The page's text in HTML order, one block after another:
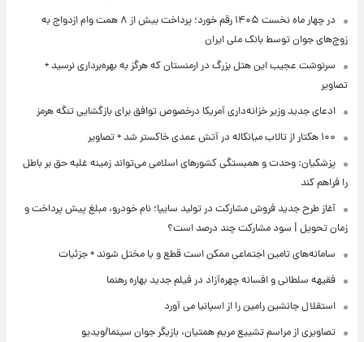
در چهار ماه نخست ۱۴۰۵ رقم خورد؛ پرداخت بیش از ۸ همت وام ازدواج به
زوج‌های جوان توسط بانک ملی ایران
سرنوشت عجیب این هتل بزرگ در ارمنستان که هرگز به بهره‌برداری نرسید +
تصاویر
ادعای جدید وزیر خزانه‌داری آمریکا درخصوص توافق برای بازگشایی تنگه هرمز
۱۰۰ هکتار از تالاب میانکاله در آتش عمدی خاکستر شد + تصاویر
پزشکیان: وحدت و همبستگی کشورهای اسلامی می‌تواند زمینه غلبه حق بر باطل
را فراهم کند
آغاز طرح جدید فروش مشارکت در تولید سایپا؛ نام خودرو، مبلغ پیش پرداخت و
زمان تحویل | سود مشارکت چند درصد است؟
سامانه‌های تامین اجتماعی ممکن است قطع و یا مختل شوند + جزئیات
فقیهه سلطانی و افسانه چهره‌آزاد در فیلم جدید بهاره رهنما
استقلال جانشین رامین را از اسپانیا می آورد
تصاویری از مراسم تشییع مریم همتیان، بازیگر جوان سینما/ویدیو